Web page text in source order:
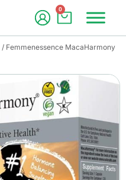
0
/ Femmenessence MacaHarmony